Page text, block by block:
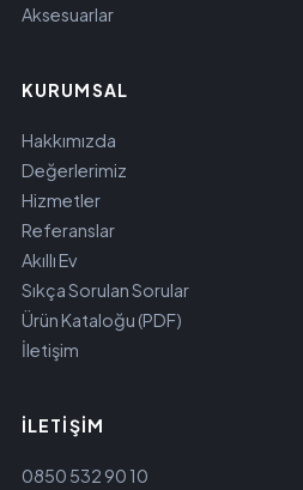
Aksesuarlar
KURUMSAL
Hakkımızda
Değerlerimiz
Hizmetler
Referanslar
Akıllı Ev
Sıkça Sorulan Sorular
Ürün Kataloğu (PDF)
İletişim
İLETIŞIM
0850 532 90 10